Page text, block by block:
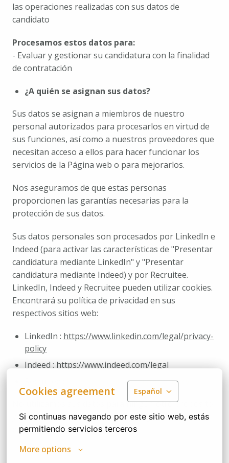
Cookies agreement Español
Si continuas navegando por este sitio web, estás
permitiendo servicios terceros
More options
las operaciones realizadas con sus datos de
candidato
Procesamos estos datos para:
- Evaluar y gestionar su candidatura con la finalidad
de contratación
¿A quién se asignan sus datos?
Sus datos se asignan a miembros de nuestro
personal autorizados para procesarlos en virtud de
sus funciones, así como a nuestros proveedores que
necesitan acceso a ellos para hacer funcionar los
servicios de la Página web o para mejorarlos.
Nos aseguramos de que estas personas
proporcionen las garantías necesarias para la
protección de sus datos.
Sus datos personales son procesados por LinkedIn e
Indeed (para activar las características de "Presentar
candidatura mediante LinkedIn" y "Presentar
candidatura mediante Indeed) y por Recruitee.
LinkedIn, Indeed y Recruitee pueden utilizar cookies.
Encontrará su política de privacidad en sus
respectivos sitios web:
LinkedIn : https://www.linkedin.com/legal/privacy-
policy
Indeed : https://www.indeed.com/legal
https://recruitee.com/en/privacy
No utilizamos sus datos para ningún otro propósito
y no revendemos ni alquilamos ningún dato a
entidades externas.